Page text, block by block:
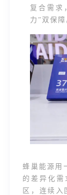
复合需求
力”双保障
蜂巢能源用
的差异化需
区，连续